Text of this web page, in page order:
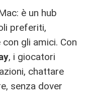
è un hub
preferiti,
gli amici. Con
, i giocatori
chattare
senza dover